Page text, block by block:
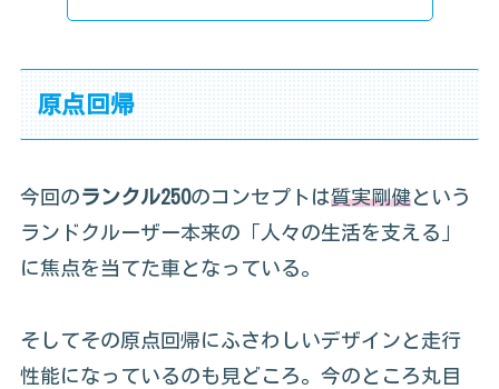
原点回帰
今回のランクル250のコンセプトは質実剛健という
ランドクルーザー本来の「人々の生活を支える」
に焦点を当てた車となっている。
そしてその原点回帰にふさわしいデザインと走行
性能になっているのも見どころ。今のところ丸目